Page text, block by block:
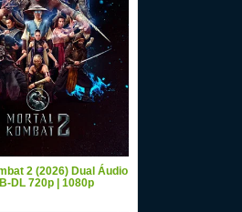
2 (2026) Dual Áudio
DL 720p | 1080p